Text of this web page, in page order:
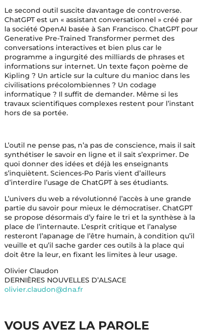
Le second outil suscite davantage de controverse.
ChatGPT est un « assistant conversationnel » créé par
la société OpenAI basée à San Francisco. ChatGPT pour
Generative Pre-Trained Transformer permet des
conversations interactives et bien plus car le
programme a ingurgité des milliards de phrases et
informations sur internet. Un texte façon poème de
Kipling ? Un article sur la culture du manioc dans les
civilisations précolombiennes ? Un codage
informatique ? Il suffit de demander. Même si les
travaux scientifiques complexes restent pour l’instant
hors de sa portée.
L’outil ne pense pas, n’a pas de conscience, mais il sait
synthétiser le savoir en ligne et il sait s’exprimer. De
quoi donner des idées et déjà les enseignants
s’inquiètent. Sciences-Po Paris vient d’ailleurs
d’interdire l’usage de ChatGPT à ses étudiants.
L’univers du web a révolutionné l’accès à une grande
partie du savoir pour mieux le démocratiser. ChatGPT
se propose désormais d’y faire le tri et la synthèse à la
place de l’internaute. L’esprit critique et l’analyse
resteront l’apanage de l’être humain, à condition qu’il
veuille et qu’il sache garder ces outils à la place qui
doit être la leur, en fixant les limites à leur usage.
Olivier Claudon
DERNIÈRES NOUVELLES D’ALSACE
olivier.claudon@dna.fr
VOUS AVEZ LA PAROLE